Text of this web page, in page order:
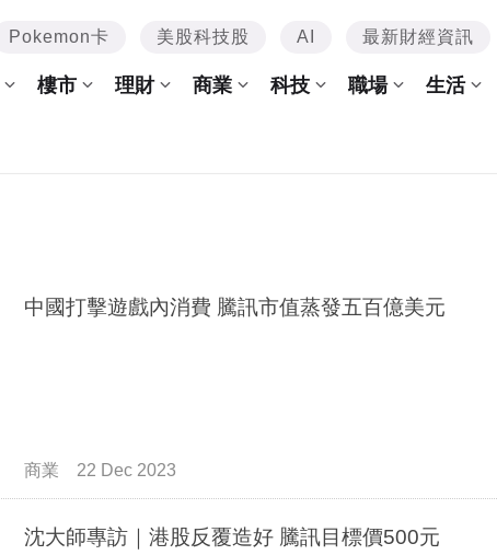
Pokemon卡 美股科技股 AI 最新財經資訊
樓市 理財 商業 科技 職場 生活
中國打擊遊戲內消費 騰訊市值蒸發五百億美元
商業 22 Dec 2023
沈大師專訪｜港股反覆造好 騰訊目標價500元